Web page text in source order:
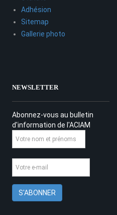
Adhésion
Sitemap
Gallerie photo
NEWSLETTER
Abonnez-vous au bulletin
d'information de l'ACIAM